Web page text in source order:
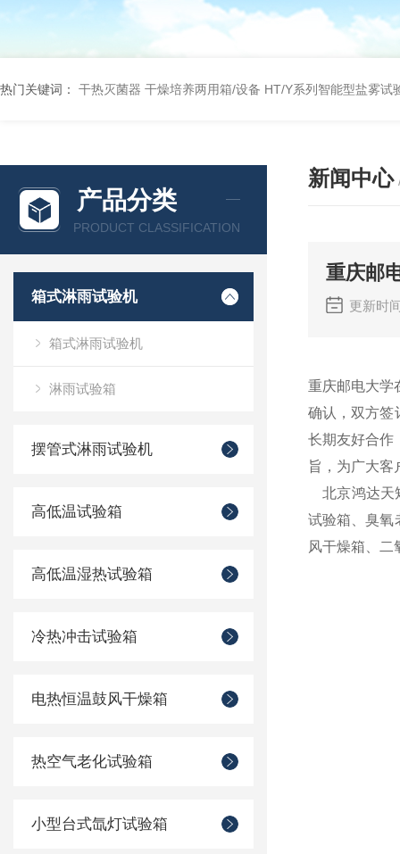
热门关键词： 干热灭菌器 干燥培养两用箱/设备 HT/Y系列智能型盐雾试
产品分类
PRODUCT CLASSIFICATION
箱式淋雨试验机
箱式淋雨试验机
淋雨试验箱
摆管式淋雨试验机
高低温试验箱
高低温湿热试验箱
冷热冲击试验箱
电热恒温鼓风干燥箱
热空气老化试验箱
小型台式氙灯试验箱
新闻中心
重庆邮
更新时
重庆邮电大学
确认，双方签
长期友好合作
旨，为广大客
北京鸿达天
试验箱、臭氧
风干燥箱、二